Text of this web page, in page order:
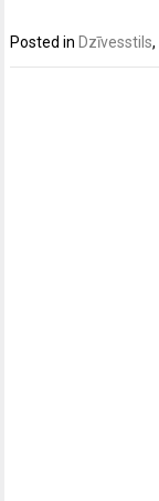
Posted in Dzīvesstils,